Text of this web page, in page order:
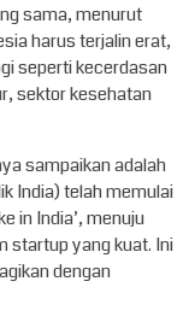
sama, menurut
harus terjalin erat,
seperti kecerdasan
sektor kesehatan
sampaikan adalah
India) telah memulai
in India’, menuju
startup yang kuat. Ini
dengan